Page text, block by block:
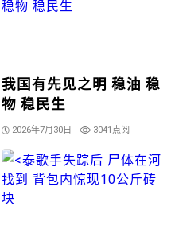
我国有先见之明 稳油 稳
物 稳民生
2026年7月30日 3041点阅